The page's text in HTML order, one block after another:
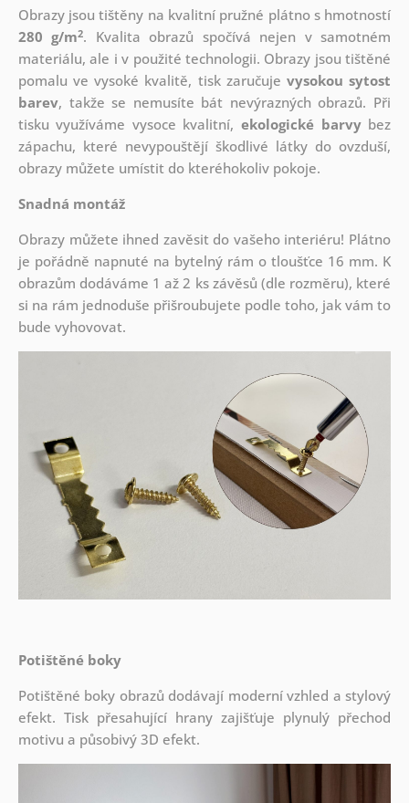
Obrazy jsou tištěny na kvalitní pružné plátno s hmotností
280 g/m2. Kvalita obrazů spočívá nejen v samotném
materiálu, ale i v použité technologii. Obrazy jsou tištěné
pomalu ve vysoké kvalitě, tisk zaručuje vysokou sytost
barev, takže se nemusíte bát nevýrazných obrazů. Při
tisku využíváme vysoce kvalitní,ekologické barvybez
zápachu, které nevypouštějí škodlivé látky do ovzduší,
obrazy můžete umístit do kteréhokoliv pokoje.
Snadná montáž
Obrazy můžete ihned zavěsit do vašeho interiéru! Plátno
je pořádně napnuté na bytelný rám o tloušťce 16 mm. K
obrazům dodáváme 1 až 2 ks závěsů (dle rozměru), které
si na rám jednoduše přišroubujete podle toho, jak vám to
bude vyhovovat.
Potištěné boky
Potištěné boky obrazů dodávají moderní vzhled a stylový
efekt. Tisk přesahující hrany zajišťuje plynulý přechod
motivu a působivý 3D efekt.